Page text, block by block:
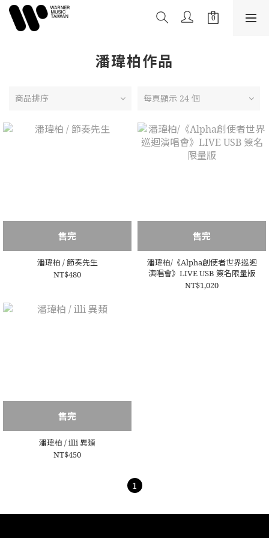
潘瑋柏作品
商品排序 每頁顯示 24 個
售完
潘瑋柏 / 節奏先生
NT$480
售完
潘瑋柏/《Alpha創使者世界巡迴
演唱會》LIVE USB 簽名限量版
NT$1,020
售完
潘瑋柏 / illi 異類
NT$450
1